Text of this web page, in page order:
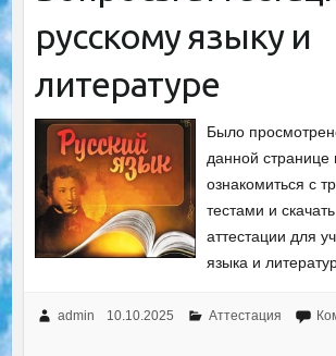
русскому языку и
литературе
Было
данной странице
ознакомиться с
тестами и
аттестации для
языка и
admin 10.10.2025 Аттестация